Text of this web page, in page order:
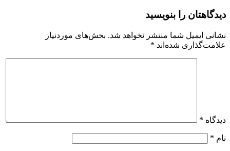
دیدگاهتان را بنویسید
نشانی ایمیل شما منتشر نخواهد شد. بخش‌های موردنیاز
علامت‌گذاری شده‌اند *
دیدگاه *
نام *